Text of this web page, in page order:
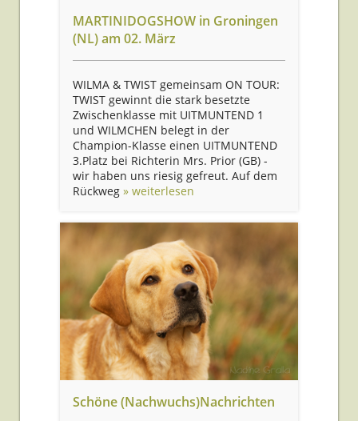
MARTINIDOGSHOW in Groningen
(NL) am 02. März
WILMA & TWIST gemeinsam ON TOUR:
TWIST gewinnt die stark besetzte
Zwischenklasse mit UITMUNTEND 1
und WILMCHEN belegt in der
Champion-Klasse einen UITMUNTEND
3.Platz bei Richterin Mrs. Prior (GB) -
wir haben uns riesig gefreut. Auf dem
Rückweg » weiterlesen
Schöne (Nachwuchs)Nachrichten